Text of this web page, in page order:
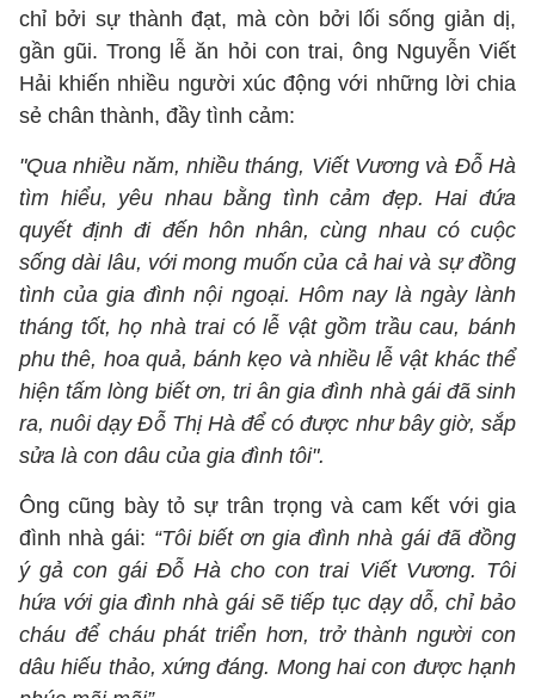
chỉ bởi sự thành đạt, mà còn bởi lối sống giản dị,
gần gũi. Trong lễ ăn hỏi con trai, ông Nguyễn Viết
Hải khiến nhiều người xúc động với những lời chia
sẻ chân thành, đầy tình cảm:
"Qua nhiều năm, nhiều tháng, Viết Vương và Đỗ Hà
tìm hiểu, yêu nhau bằng tình cảm đẹp. Hai đứa
quyết định đi đến hôn nhân, cùng nhau có cuộc
sống dài lâu, với mong muốn của cả hai và sự đồng
tình của gia đình nội ngoại. Hôm nay là ngày lành
tháng tốt, họ nhà trai có lễ vật gồm trầu cau, bánh
phu thê, hoa quả, bánh kẹo và nhiều lễ vật khác thể
hiện tấm lòng biết ơn, tri ân gia đình nhà gái đã sinh
ra, nuôi dạy Đỗ Thị Hà để có được như bây giờ, sắp
sửa là con dâu của gia đình tôi".
Ông cũng bày tỏ sự trân trọng và cam kết với gia
đình nhà gái: “Tôi biết ơn gia đình nhà gái đã đồng
ý gả con gái Đỗ Hà cho con trai Viết Vương. Tôi
hứa với gia đình nhà gái sẽ tiếp tục dạy dỗ, chỉ bảo
cháu để cháu phát triển hơn, trở thành người con
dâu hiếu thảo, xứng đáng. Mong hai con được hạnh